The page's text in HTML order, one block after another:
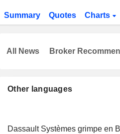
Summary Quotes Charts
Other languages
Dassault Systèmes grimpe en
All News Broker